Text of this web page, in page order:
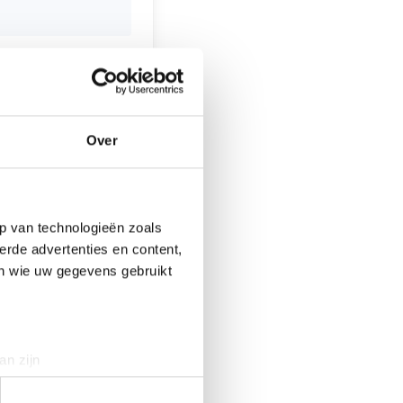
Over
van technologieën zoals
advertenties en content,
wie uw gegevens gebruikt
zijn
Van Oud
kaas tot patat
speelgoed.
uur tot 14:30